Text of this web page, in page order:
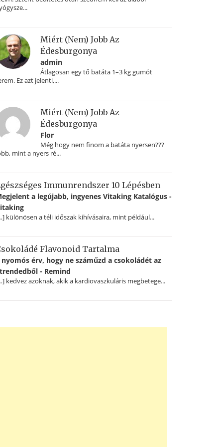
Miért (nem) Jobb Az
Édesburgonya
admin
Átlagosan egy tő batáta 1–3 kg gumót
Ez azt jelenti,...
Miért (nem) Jobb Az
Édesburgonya
Flor
Még hogy nem finom a batáta nyersen???
mint a nyers ré...
Immunrendszer 10 Lépésben
a legújabb, ingyenes Vitaking Katalógus -
különösen a téli időszak kihívásaira, mint például...
Flavonoid Tartalma
nyomós érv, hogy ne száműzd a csokoládét az
- Remind
kedvez azoknak, akik a kardiovaszkuláris megbetege...